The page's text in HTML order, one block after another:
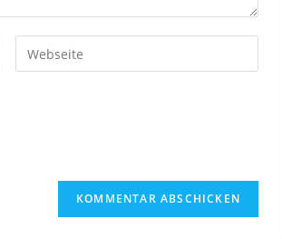
Gib
deine